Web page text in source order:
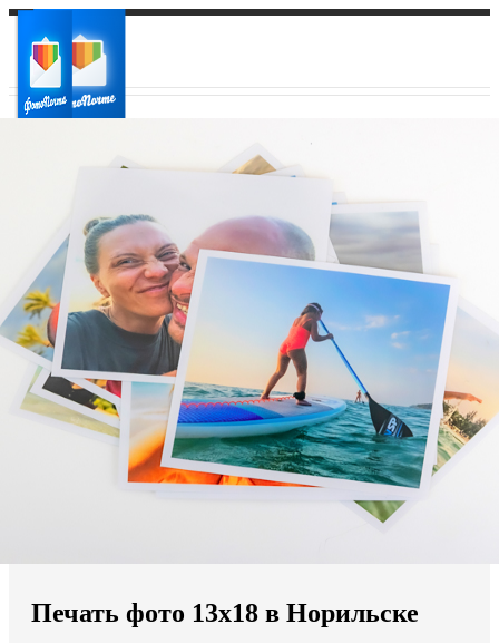
Ваш регион доставки
Выберите из списка:
Мы доставляем по всему миру
Продолжить без города
Печать фото 13х18 в Норильске